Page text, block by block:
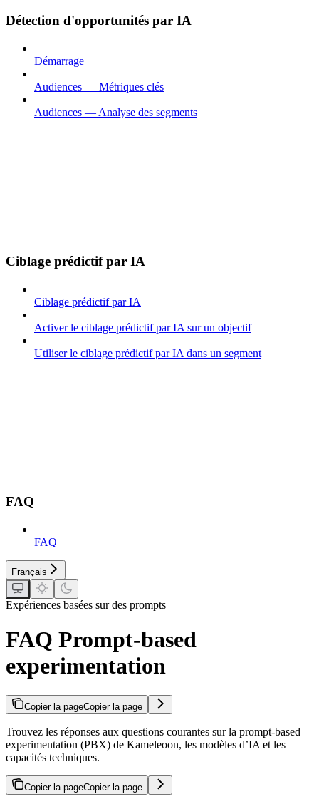
Détection d'opportunités par IA
Démarrage
Audiences — Métriques clés
Audiences — Analyse des segments
Ciblage prédictif par IA
Ciblage prédictif par IA
Activer le ciblage prédictif par IA sur un objectif
Utiliser le ciblage prédictif par IA dans un segment
FAQ
FAQ
Français
Expériences basées sur des prompts
FAQ Prompt-based
experimentation
Copier la pageCopier la page
Trouvez les réponses aux questions courantes sur la prompt-based
experimentation (PBX) de Kameleoon, les modèles d’IA et les
capacités techniques.
Copier la pageCopier la page